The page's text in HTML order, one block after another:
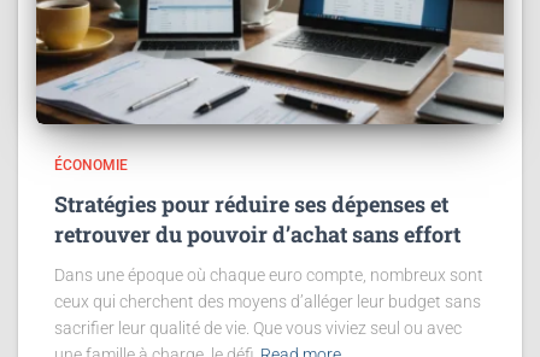
ÉCONOMIE
Stratégies pour réduire ses dépenses et
retrouver du pouvoir d’achat sans effort
Dans une époque où chaque euro compte, nombreux sont
ceux qui cherchent des moyens d’alléger leur budget sans
sacrifier leur qualité de vie. Que vous viviez seul ou avec